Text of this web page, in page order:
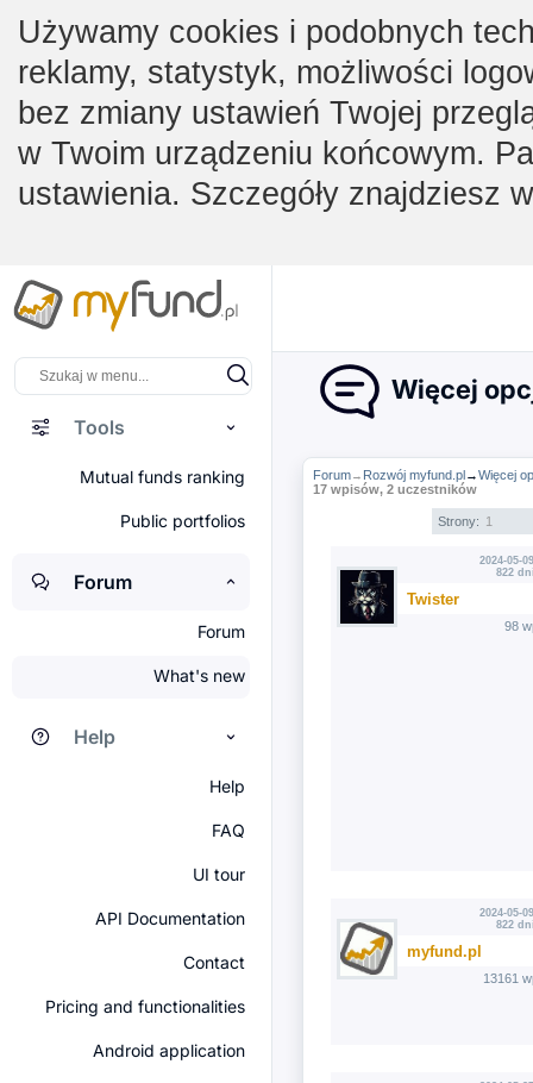
Używamy cookies i podobnych
reklamy, statystyk, możliwości
bez zmiany ustawień Twojej
w Twoim urządzeniu końcowym.
ustawienia. Szczegóły znajdziesz
Tools
Mutual funds ranking
Public portfolios
Forum
Forum
What's new
Help
Help
FAQ
UI tour
API Documentation
Contact
Pricing and functionalities
Android application
Więcej
Forum→ Rozwój myfund.pl→Więcej
17 wpisów, 2 uczestników
Strony: 1
2024-05-
822
Twister
98
2024-05-
822
myfund.pl
13161